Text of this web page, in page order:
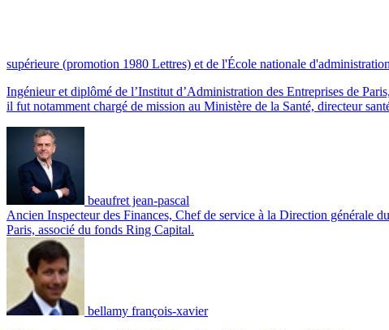
supérieure (promotion 1980 Lettres) et de l'École nationale
Ingénieur et diplômé de l’Institut d’Administration des Entreprises de
il fut notamment chargé de mission au Ministère de la Santé, directeur
beaufret jean-pascal
Ancien Inspecteur des Finances, Chef de service à la Direction générale
Paris, associé du fonds Ring Capital.
bellamy françois-xavier